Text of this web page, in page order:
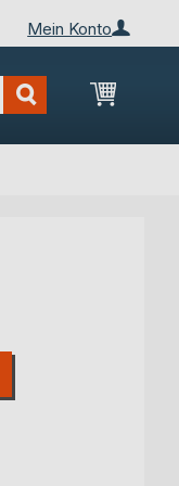
Mein Konto
Mein